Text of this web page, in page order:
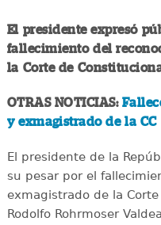
El presidente expresó
fallecimiento del
la Corte de
OTRAS NOTICIAS:
y exmagistrado de la CC
El presidente de la
su pesar por el
exmagistrado de la
Rodolfo Rohrmoser